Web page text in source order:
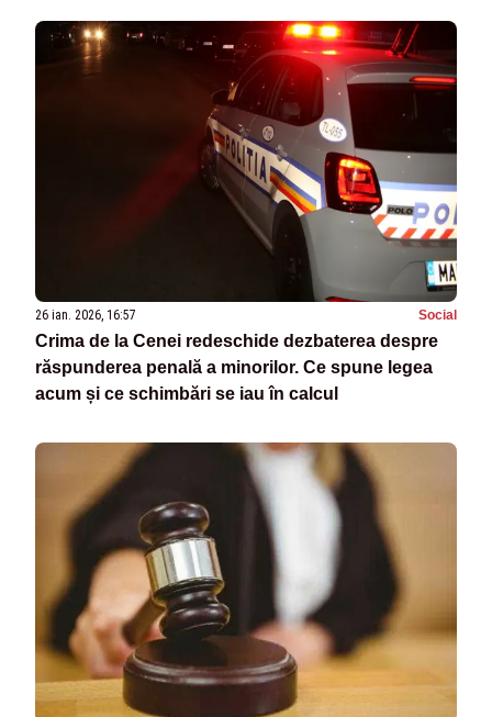
26 ian. 2026, 16:57 Social
Crima de la Cenei redeschide dezbaterea despre
răspunderea penală a minorilor. Ce spune legea
acum și ce schimbări se iau în calcul